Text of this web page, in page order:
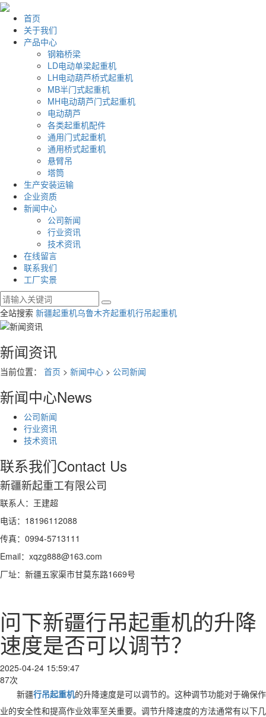
首页
关于我们
产品中心
钢箱桥梁
LD电动单梁起重机
LH电动葫芦桥式起重机
MB半门式起重机
MH电动葫芦门式起重机
电动葫芦
各类起重机配件
通用门式起重机
通用桥式起重机
悬臂吊
塔筒
生产安装运输
企业资质
新闻中心
公司新闻
行业资讯
技术资讯
在线留言
联系我们
工厂实景
全站搜索 新疆起重机乌鲁木齐起重机行吊起重机
新闻资讯
当前位置： 首页 > 新闻中心 > 公司新闻
新闻中心News
公司新闻
行业资讯
技术资讯
联系我们Contact Us
新疆新起重工有限公司
联系人：王建超
电话：18196112088
传真：0994-5713111
Email：xqzg888@163.com
厂址：新疆五家渠市甘莫东路1669号
问下新疆行吊起重机的升降
速度是否可以调节？
2025-04-24 15:59:47
87次
新疆行吊起重机的升降速度是可以调节的。这种调节功能对于确保作
业的安全性和提高作业效率至关重要。调节升降速度的方法通常有以下几